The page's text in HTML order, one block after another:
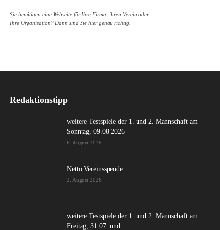
Sie benötigen eine Webseite für Ihre Firma, Ihren Verein oder
Ihre Organisation? Dann sind Sie hier genau richtig.
Redaktionstipp
weitere Testspiele der 1. und 2. Mannschaft am
Sonntag, 09.08.2026
6. August 2026
Netto Vereinsspende
2. August 2026
weitere Testspiele der 1. und 2. Mannschaft am
Freitag, 31.07. und...